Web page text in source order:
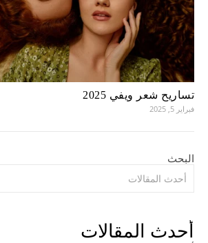
تساريح شعر ويفي 2025
فبراير 5, 2025
البحث
أحدث المقالات